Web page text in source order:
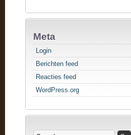
Meta
Login
Berichten feed
Reacties feed
WordPress.org